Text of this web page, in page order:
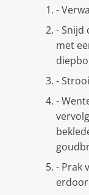
-
- Snijd
met
-
-
- Prak